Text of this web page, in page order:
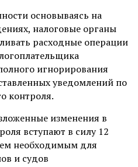
основываясь на
налоговые органы
расходные операции
игнорирования
уведомлений по
контроля.
изменения в
вступают в силу 12
необходимым для
и судов